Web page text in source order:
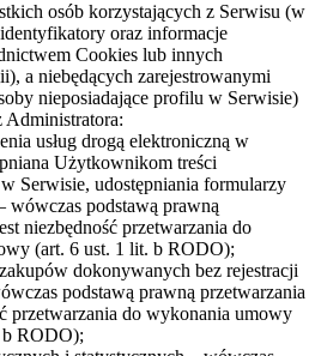
osób korzystających z Serwisu (w
oraz informacje
Cookies lub innych
a niebędących zarejestrowanymi
nieposiadające profilu w Serwisie)
Administratora:
usług drogą elektroniczną w
Użytkownikom treści
Serwisie, udostępniania formularzy
wówczas podstawą prawną
niezbędność przetwarzania do
(art. 6 ust. 1 lit. b RODO);
dokonywanych bez rejestracji
podstawą prawną przetwarzania
przetwarzania do wykonania umowy
RODO);